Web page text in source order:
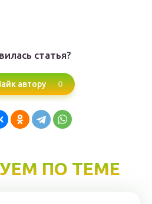
статья?
автору 0
ПО ТЕМЕ